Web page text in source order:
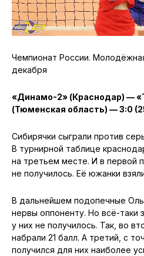
Чемпионат России.
декабря
«Динамо-2» (Краснодар) —
(Тюменская область) — 3:0
Сибирячки сыграли против
В турнирной таблице
на третьем месте. И в первой
не получилось. Её южанки
В дальнейшем подопечные
нервы оппоненту. Но всё-таки
у них не получилось. Так, во
набрали 21 балл. А третий, с
получился для них наиболее